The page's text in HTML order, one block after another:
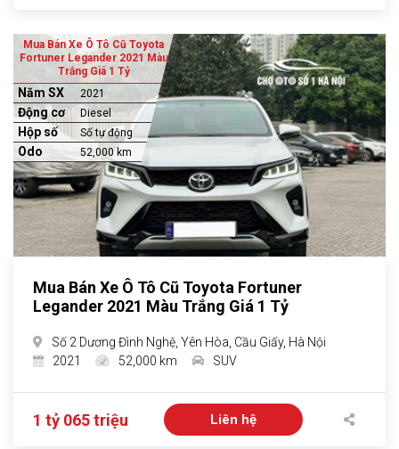
Mua Bán Xe Ô Tô Cũ Toyota
Fortuner Legander 2021 Màu
Trắng Giá 1 Tỷ
Năm SX 2021
Động cơ Diesel
Hộp số Số tự động
Odo 52,000 km
Mua Bán Xe Ô Tô Cũ Toyota Fortuner
Legander 2021 Màu Trắng Giá 1 Tỷ
Số 2 Dương Đình Nghệ, Yên Hòa, Cầu Giấy, Hà Nội
2021
52,000 km SUV
1 tỷ 065 triệu Liên hệ